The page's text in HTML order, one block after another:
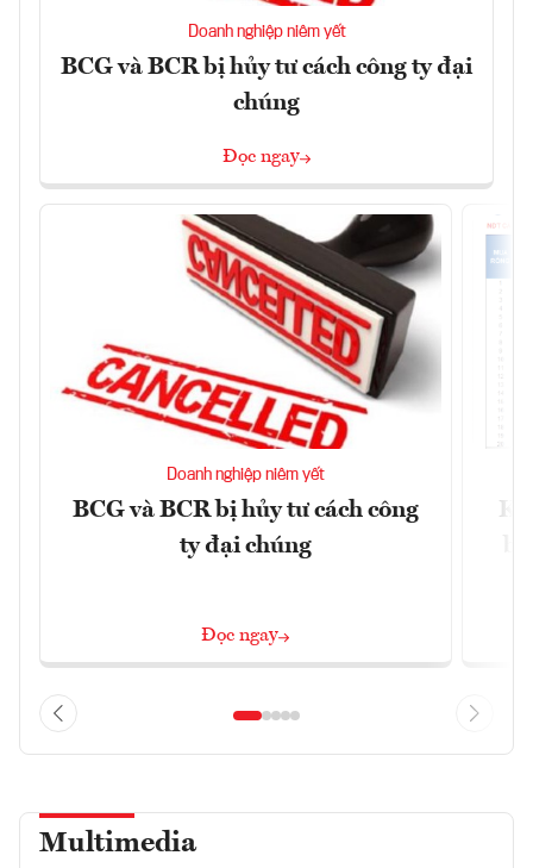
Doanh nghiệp niêm yết
BCG và BCR bị hủy tư cách công ty đại
chúng
Đọc ngay
Doanh nghiệp niêm yết
BCG và BCR bị hủy tư cách công
ty đại chúng
Đọc ngay
Multimedia